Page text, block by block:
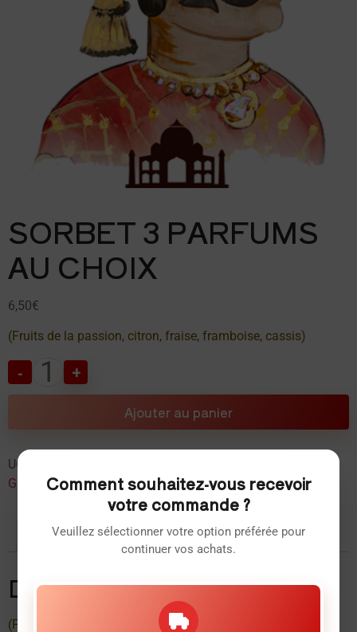
SORBET 3 PARFUMS
AU CHOIX
6,50€
(Fruits de la passion, citron, fraise, framboise, cassis)
- +
Ajouter au panier
UGS :
GLACES
Description
Description
(Fruits de la passion, citron, fraise, framboise, cassis)
Comment souhaitez-vous recevoir
votre commande ?
Veuillez sélectionner votre option préférée pour
continuer vos achats.